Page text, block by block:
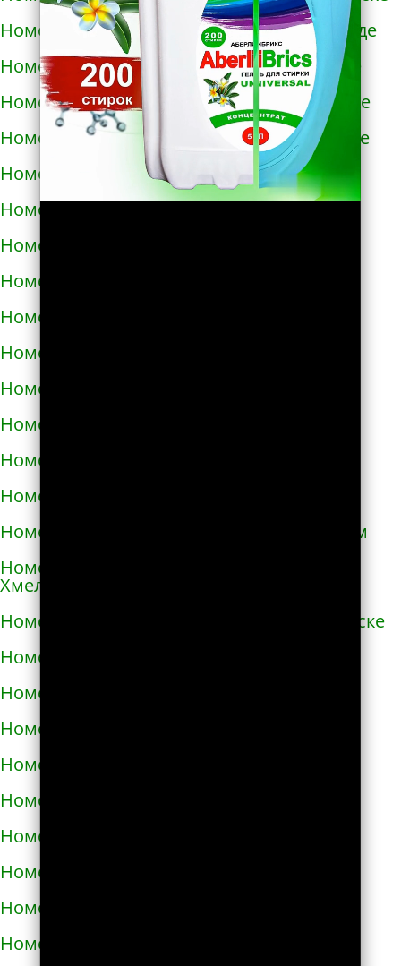
Номера телефонов такси в Новомиргороде
Номера телефонов такси в Новоукраинке
Номера телефонов такси в Новояворовске
Номера телефонов такси в Новом Роздоле
Номера телефонов такси в Носовке
Номера телефонов такси в Обухове
Номера телефонов такси в Овидиополе
Номера телефонов такси в Овруче
Номера телефонов такси в Одессе
Номера телефонов такси в Олевске
Номера телефонов такси в Орехове
Номера телефонов такси в Очакове
Номера телефонов такси в Павлограде
Номера телефонов такси в Первомайске
Номера телефонов такси в Первомайском
Номера телефонов такси в Переяславе-
Хмельницком
Номера телефонов такси в Першотравенске
Номера телефонов такси в Пирятине
Номера телефонов такси в Подгородном
Номера телефонов такси в Подольске
Номера телефонов такси в Покрове
Номера телефонов такси в Пологах
Номера телефонов такси в Полонном
Номера телефонов такси в Полтаве
Номера телефонов такси в Прилуках
Номера телефонов такси в Путивле